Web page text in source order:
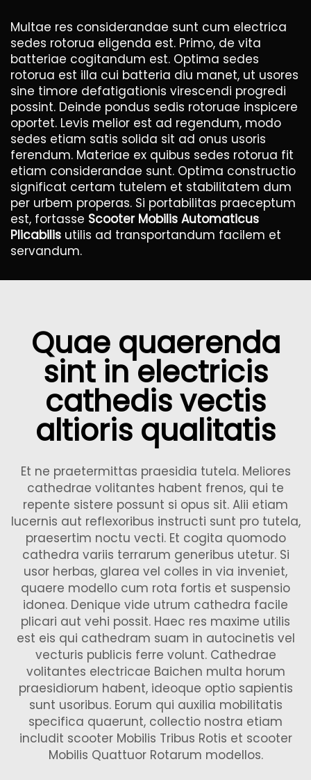
Multae res considerandae sunt cum electrica
sedes rotorua eligenda est. Primo, de vita
batteriae cogitandum est. Optima sedes
rotorua est illa cui batteria diu manet, ut usores
sine timore defatigationis virescendi progredi
possint. Deinde pondus sedis rotoruae inspicere
oportet. Levis melior est ad regendum, modo
sedes etiam satis solida sit ad onus usoris
ferendum. Materiae ex quibus sedes rotorua fit
etiam considerandae sunt. Optima constructio
significat certam tutelem et stabilitatem dum
per urbem properas. Si portabilitas praeceptum
est, fortasse Scooter Mobilis Automaticus
Plicabilis utilis ad transportandum facilem et
servandum.
Quae quaerenda
sint in electricis
cathedis vectis
altioris qualitatis
Et ne praetermittas praesidia tutela. Meliores
cathedrae volitantes habent frenos, qui te
repente sistere possunt si opus sit. Alii etiam
lucernis aut reflexoribus instructi sunt pro tutela,
praesertim noctu vecti. Et cogita quomodo
cathedra variis terrarum generibus utetur. Si
usor herbas, glarea vel colles in via inveniet,
quaere modello cum rota fortis et suspensio
idonea. Denique vide utrum cathedra facile
plicari aut vehi possit. Haec res maxime utilis
est eis qui cathedram suam in autocinetis vel
vecturis publicis ferre volunt. Cathedrae
volitantes electricae Baichen multa horum
praesidiorum habent, ideoque optio sapientis
sunt usoribus. Eorum qui auxilia mobilitatis
specifica quaerunt, collectio nostra etiam
includit scooter Mobilis Tribus Rotis et scooter
Mobilis Quattuor Rotarum modellos.